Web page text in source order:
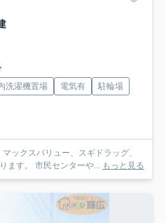
洗濯機置場 電気有
駐輪場
ックスバリュー、スギドラッグ、
ます。 市民センターや... もっと見る